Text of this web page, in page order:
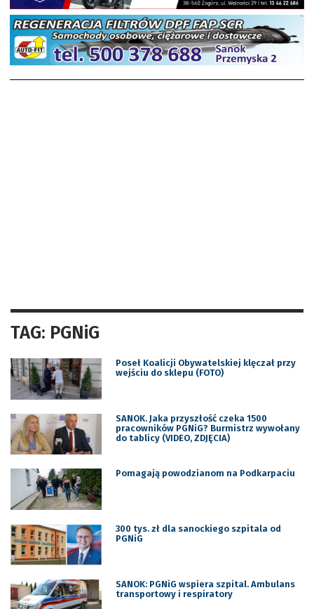
TAG: PGNiG
Poseł Koalicji Obywatelskiej klęczał przy
wejściu do sklepu (FOTO)
SANOK. Jaka przyszłość czeka 1500
pracowników PGNiG? Burmistrz wywołany
do tablicy (VIDEO, ZDJĘCIA)
Pomagają powodzianom na Podkarpaciu
300 tys. zł dla sanockiego szpitala od
PGNiG
SANOK: PGNiG wspiera szpital. Ambulans
transportowy i respiratory